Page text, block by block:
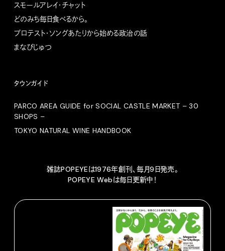
スモールアレイ・チャット
どのみち毎日食べるから。
プロテスト・ソングあたりから始める政治の話
まなびじゅつ
タウンガイド
PARCO AREA GUIDE for SOCIAL CASTLE MARKET – 30
SHOPS –
TOKYO NATURAL WINE HANDBOOK
雑誌POPEYEは1976年創刊、毎月9日発売。
POPEYE Webは毎日更新中！